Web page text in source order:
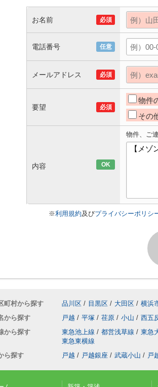
お名前 必須
電話番号 任意
メールアドレス 必須
要望 必須
物件
その
内容 OK
物件、ご
※利用規約及びプライバシーポリシ
町村から探す 品川区 / 目黒区 / 大田区 / 横浜
から探す
戸越 / 平塚 / 荏原 / 小山 / 西五
から探す
東急池上線 / 都営浅草線 / 東急
東急東横線
ら探す
戸越 / 戸越銀座 / 武蔵小山 / 戸